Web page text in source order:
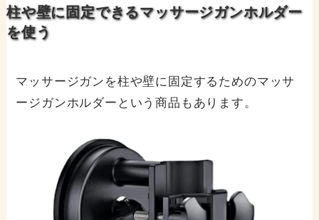
柱や壁に固定できるマッサージガンホルダー
を使う
マッサージガンを柱や壁に固定するためのマッサ
ージガンホルダーという商品もあります。